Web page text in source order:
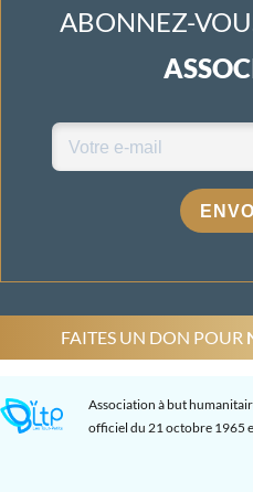
ABONNEZ-
FAITES UN DON POUR
Association à but
officiel du 21 octobre 1965